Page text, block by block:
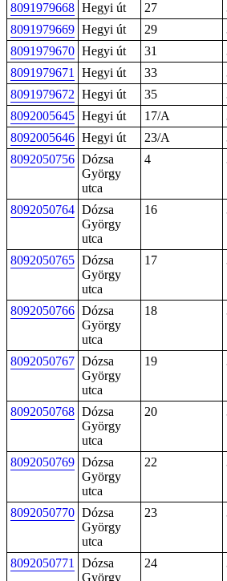
8091979668 Hegyi út 27
8091979669 Hegyi út 29
8091979670 Hegyi út 31
8091979671
Hegyi út 33
8091979672 Hegyi út 35
8092005645 Hegyi út 17/A
8092005646 Hegyi út 23/A
8092050756 Dózsa
György
utca
4
8092050764 Dózsa
György
utca
16
8092050765 Dózsa
György
utca
17
8092050766 Dózsa
György
utca
18
8092050767 Dózsa
György
utca
19
8092050768 Dózsa
György
utca
20
8092050769 Dózsa
György
utca
22
8092050770 Dózsa
György
utca
23
8092050771
Dózsa
György
24